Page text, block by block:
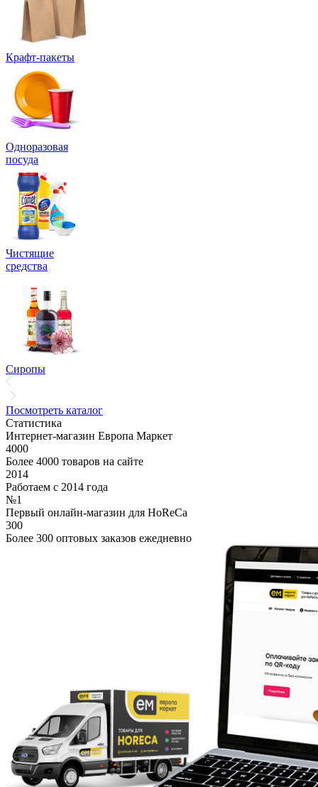
Крафт-пакеты
Одноразовая
посуда
Чистящие
средства
Сиропы
Посмотреть каталог
Статистика
Интернет-магазин Европа Маркет
4000
Более 4000 товаров на сайте
2014
Работаем с 2014 года
№1
Первый онлайн-магазин для HoReCa
300
Более 300 оптовых заказов ежедневно